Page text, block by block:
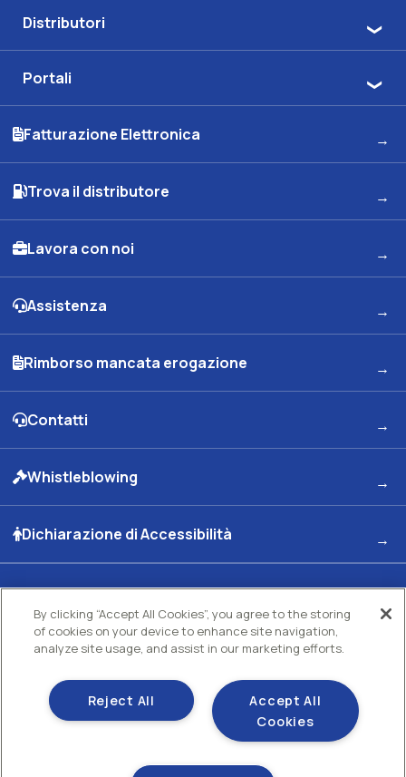
Distributori
Portali
Fatturazione Elettronica
Trova il distributore
Lavora con noi
Assistenza
Rimborso mancata erogazione
Contatti
Whistleblowing
Dichiarazione di Accessibilità
Kuwait Petroleum Italia S.p.A
Sede legale e Uffici: Viale dell'Oceano Indiano 13 00144 - ROMA
Partita Iva 00891951006 C.F. 00435970587 C.S. Euro 130.000.000 int. vers. R.E.A di
Roma N.73832 Uff. Reg. Imprese di Roma
Kuwait Petroleum Corporation
Gestisci i tuoi cookie
By clicking “Accept All Cookies”, you agree to the storing
of cookies on your device to enhance site navigation,
analyze site usage, and assist in our marketing efforts.
Accept All
Cookies
Reject All